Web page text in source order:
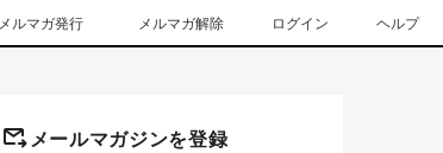
メルマガ発行 メルマガ解除 ログイン ヘルプ
メールマガジンを登録